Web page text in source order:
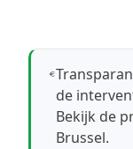
de
Bekijk de
Brussel.